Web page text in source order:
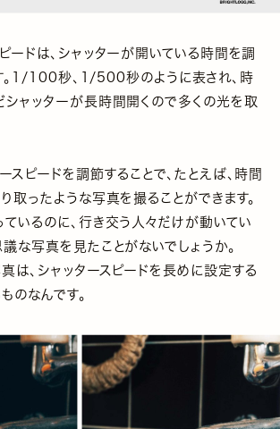
ードは、シャッターが開いている時間を調
。1/100秒、1/500秒のように表され、時
シャッターが長時間開くので多くの光を取
スピードを調節することで、たとえば、時間
取ったような写真を撮ることができます。
いるのに、行き交う人々だけが動いてい
な写真を見たことがないでしょうか。
は、シャッタースピードを長めに設定する
のなんです。